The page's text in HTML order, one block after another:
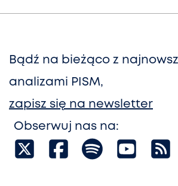
Bądź na bieżąco z
analizami PISM,
zapisz się na newsletter
Obserwuj nas na: